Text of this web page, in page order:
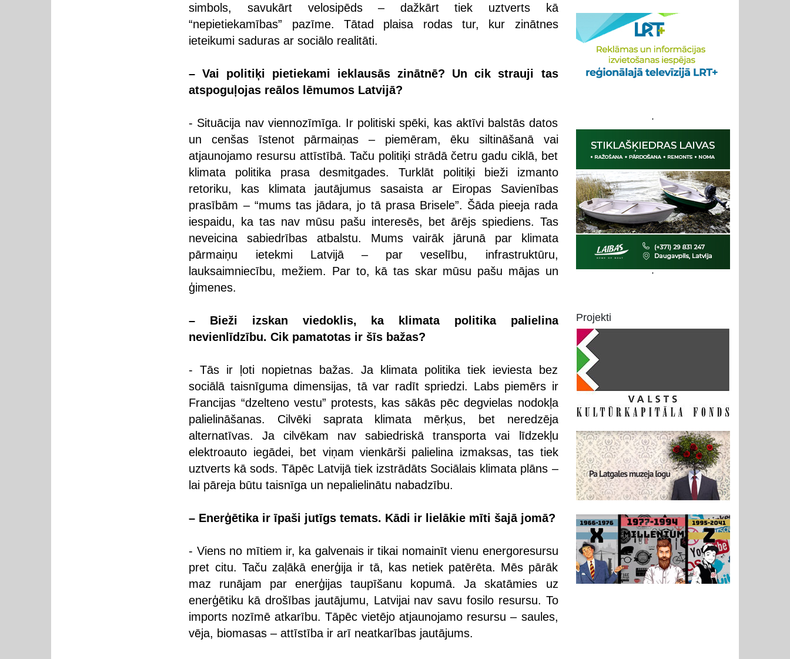
simbols, savukārt velosipēds – dažkārt tiek uztverts kā
“nepietiekamības” pazīme. Tātad plaisa rodas tur, kur zinātnes
ieteikumi saduras ar sociālo realitāti.
– Vai politiķi pietiekami ieklausās zinātnē? Un cik strauji tas
atspoguļojas reālos lēmumos Latvijā?
- Situācija nav viennozīmīga. Ir politiski spēki, kas aktīvi balstās datos
un cenšas īstenot pārmaiņas – piemēram, ēku siltināšanā vai
atjaunojamo resursu attīstībā. Taču politiķi strādā četru gadu ciklā, bet
klimata politika prasa desmitgades. Turklāt politiķi bieži izmanto
retoriku, kas klimata jautājumus sasaista ar Eiropas Savienības
prasībām – “mums tas jādara, jo tā prasa Brisele”. Šāda pieeja rada
iespaidu, ka tas nav mūsu pašu interesēs, bet ārējs spiediens. Tas
neveicina sabiedrības atbalstu. Mums vairāk jārunā par klimata
pārmaiņu ietekmi Latvijā – par veselību, infrastruktūru,
lauksaimniecību, mežiem. Par to, kā tas skar mūsu pašu mājas un
ģimenes.
– Bieži izskan viedoklis, ka klimata politika palielina
nevienlīdzību. Cik pamatotas ir šīs bažas?
- Tās ir ļoti nopietnas bažas. Ja klimata politika tiek ieviesta bez
sociālā taisnīguma dimensijas, tā var radīt spriedzi. Labs piemērs ir
Francijas “dzelteno vestu” protests, kas sākās pēc degvielas nodokļa
palielināšanas. Cilvēki saprata klimata mērķus, bet neredzēja
alternatīvas. Ja cilvēkam nav sabiedriskā transporta vai līdzekļu
elektroauto iegādei, bet viņam vienkārši palielina izmaksas, tas tiek
uztverts kā sods. Tāpēc Latvijā tiek izstrādāts Sociālais klimata plāns –
lai pāreja būtu taisnīga un nepalielinātu nabadzību.
– Enerģētika ir īpaši jutīgs temats. Kādi ir lielākie mīti šajā jomā?
- Viens no mītiem ir, ka galvenais ir tikai nomainīt vienu energoresursu
pret citu. Taču zaļākā enerģija ir tā, kas netiek patērēta. Mēs pārāk
maz runājam par enerģijas taupīšanu kopumā. Ja skatāmies uz
enerģētiku kā drošības jautājumu, Latvijai nav savu fosilo resursu. To
imports nozīmē atkarību. Tāpēc vietējo atjaunojamo resursu – saules,
vēja, biomasas – attīstība ir arī neatkarības jautājums.
'
'
Projekti